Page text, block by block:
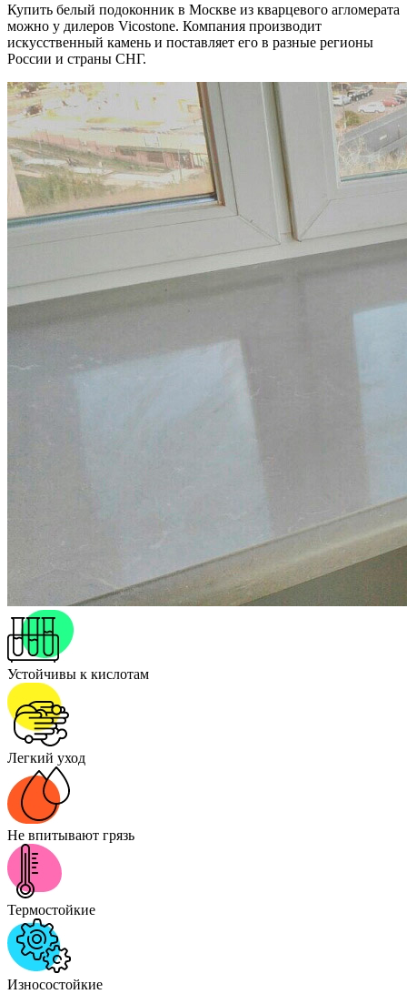
Купить белый подоконник в Москве из кварцевого агломерата
можно у дилеров Vicostone. Компания производит
искусственный камень и поставляет его в разные регионы
России и страны СНГ.
Устойчивы к кислотам
Легкий уход
Не впитывают грязь
Термостойкие
Износостойкие